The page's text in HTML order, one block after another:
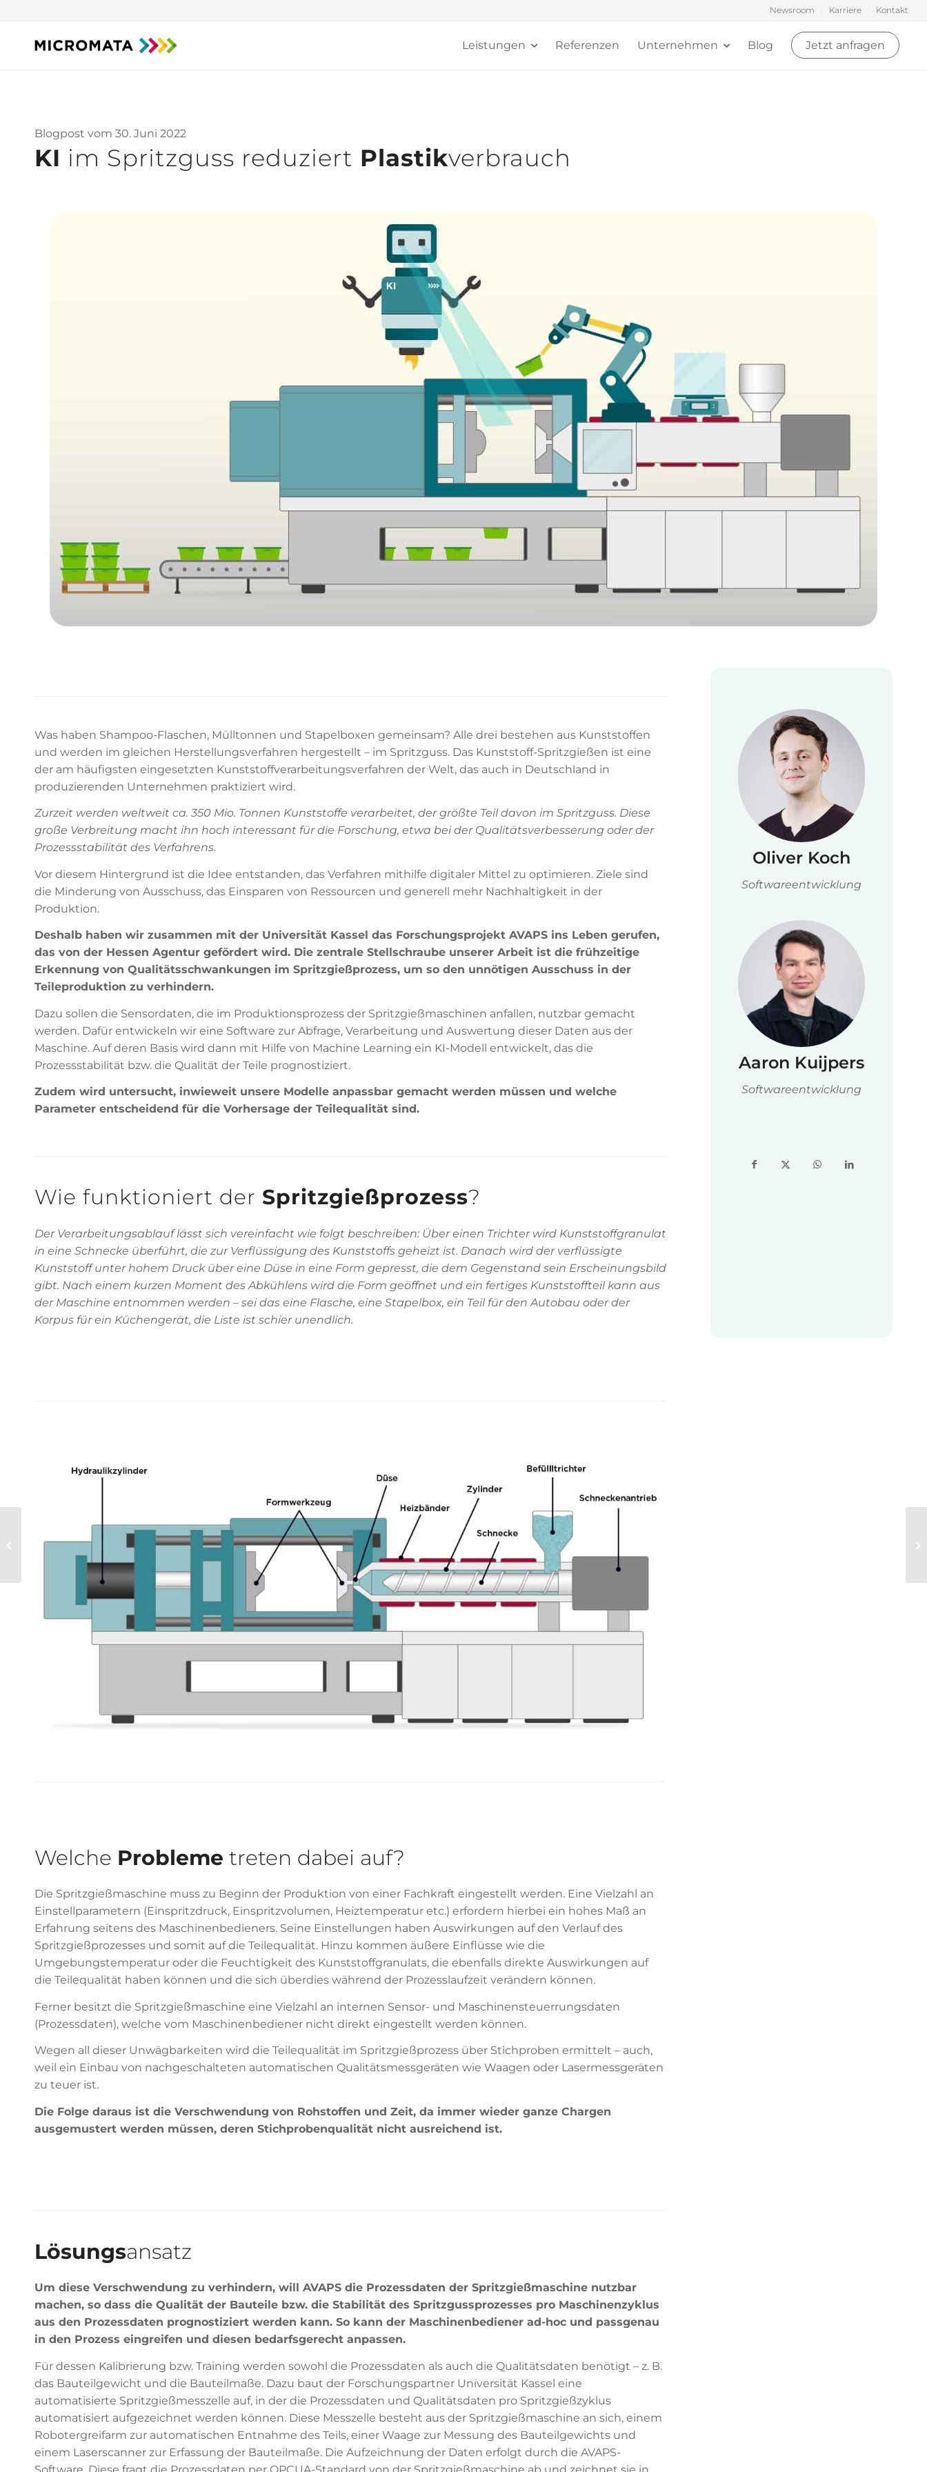
Newsroom Karriere Kontakt
Leistungen Referenzen Unternehmen Blog Jetzt anfragen
Blogpost vom 30. Juni 2022
KI im Spritzguss reduziert Plastikverbrauch
Was haben Shampoo-Flaschen, Mülltonnen und Stapelboxen gemeinsam? Alle drei bestehen aus Kunststoffen
und werden im gleichen Herstellungsverfahren hergestellt – im Spritzguss. Das Kunststoff-Spritzgießen ist eine
der am häufigsten eingesetzten Kunststoffverarbeitungsverfahren der Welt, das auch in Deutschland in
produzierenden Unternehmen praktiziert wird.
Zurzeit werden weltweit ca. 350 Mio. Tonnen Kunststoffe verarbeitet, der größte Teil davon im Spritzguss. Diese
große Verbreitung macht ihn hoch interessant für die Forschung, etwa bei der Qualitätsverbesserung oder der
Prozessstabilität des Verfahrens.
Vor diesem Hintergrund ist die Idee entstanden, das Verfahren mithilfe digitaler Mittel zu optimieren. Ziele sind
die Minderung von Ausschuss, das Einsparen von Ressourcen und generell mehr Nachhaltigkeit in der
Produktion.
Deshalb haben wir zusammen mit der Universität Kassel das Forschungsprojekt AVAPS ins Leben gerufen,
das von der Hessen Agentur gefördert wird. Die zentrale Stellschraube unserer Arbeit ist die frühzeitige
Erkennung von Qualitätsschwankungen im Spritzgießprozess, um so den unnötigen Ausschuss in der
Teileproduktion zu verhindern.
Dazu sollen die Sensordaten, die im Produktionsprozess der Spritzgießmaschinen anfallen, nutzbar gemacht
werden. Dafür entwickeln wir eine Software zur Abfrage, Verarbeitung und Auswertung dieser Daten aus der
Maschine. Auf deren Basis wird dann mit Hilfe von Machine Learning ein KI-Modell entwickelt, das die
Prozessstabilität bzw. die Qualität der Teile prognostiziert.
Zudem wird untersucht, inwieweit unsere Modelle anpassbar gemacht werden müssen und welche
Parameter entscheidend für die Vorhersage der Teilequalität sind.
Wie funktioniert der Spritzgießprozess?
Der Verarbeitungsablauf lässt sich vereinfacht wie folgt beschreiben: Über einen Trichter wird Kunststoffgranulat
in eine Schnecke überführt, die zur Verflüssigung des Kunststoffs geheizt ist. Danach wird der verflüssigte
Kunststoff unter hohem Druck über eine Düse in eine Form gepresst, die dem Gegenstand sein Erscheinungsbild
gibt. Nach einem kurzen Moment des Abkühlens wird die Form geöffnet und ein fertiges Kunststoffteil kann aus
der Maschine entnommen werden – sei das eine Flasche, eine Stapelbox, ein Teil für den Autobau oder der
Korpus für ein Küchengerät, die Liste ist schier unendlich.
Oliver Koch
Softwareentwicklung
Aaron Kuijpers
Softwareentwicklung
Welche Probleme treten dabei auf?
Die Spritzgießmaschine muss zu Beginn der Produktion von einer Fachkraft eingestellt werden. Eine Vielzahl an
Einstellparametern (Einspritzdruck, Einspritzvolumen, Heiztemperatur etc.) erfordern hierbei ein hohes Maß an
Erfahrung seitens des Maschinenbedieners. Seine Einstellungen haben Auswirkungen auf den Verlauf des
Spritzgießprozesses und somit auf die Teilequalität. Hinzu kommen äußere Einflüsse wie die
Umgebungstemperatur oder die Feuchtigkeit des Kunststoffgranulats, die ebenfalls direkte Auswirkungen auf
die Teilequalität haben können und die sich überdies während der Prozesslaufzeit verändern können.
Ferner besitzt die Spritzgießmaschine eine Vielzahl an internen Sensor- und Maschinensteuerrungsdaten
(Prozessdaten), welche vom Maschinenbediener nicht direkt eingestellt werden können.
Wegen all dieser Unwägbarkeiten wird die Teilequalität im Spritzgießprozess über Stichproben ermittelt – auch,
weil ein Einbau von nachgeschalteten automatischen Qualitätsmessgeräten wie Waagen oder Lasermessgeräten
zu teuer ist.
Die Folge daraus ist die Verschwendung von Rohstoffen und Zeit, da immer wieder ganze Chargen
ausgemustert werden müssen, deren Stichprobenqualität nicht ausreichend ist.
Lösungsansatz
Um diese Verschwendung zu verhindern, will AVAPS die Prozessdaten der Spritzgießmaschine nutzbar
machen, so dass die Qualität der Bauteile bzw. die Stabilität des Spritzgussprozesses pro Maschinenzyklus
aus den Prozessdaten prognostiziert werden kann. So kann der Maschinenbediener ad-hoc und passgenau
in den Prozess eingreifen und diesen bedarfsgerecht anpassen.
Für dessen Kalibrierung bzw. Training werden sowohl die Prozessdaten als auch die Qualitätsdaten benötigt – z. B.
das Bauteilgewicht und die Bauteilmaße. Dazu baut der Forschungspartner Universität Kassel eine
automatisierte Spritzgießmesszelle auf, in der die Prozessdaten und Qualitätsdaten pro Spritzgießzyklus
automatisiert aufgezeichnet werden können. Diese Messzelle besteht aus der Spritzgießmaschine an sich, einem
Robotergreifarm zur automatischen Entnahme des Teils, einer Waage zur Messung des Bauteilgewichts und
einem Laserscanner zur Erfassung der Bauteilmaße. Die Aufzeichnung der Daten erfolgt durch die AVAPS-
Partnerschaft.
Podcast mit